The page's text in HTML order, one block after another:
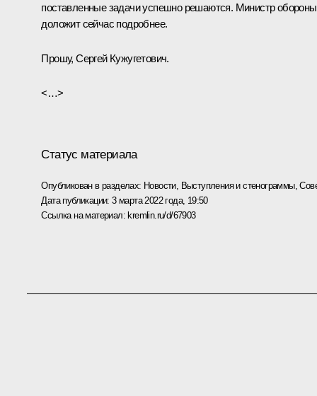
поставленные задачи успешно решаются. Министр обороны
доложит сейчас подробнее.
Прошу, Сергей Кужугетович.
<…>
Статус материала
Опубликован в разделах: Новости, Выступления и стенограммы,
Дата публикации:3 марта 2022 года, 19:50
Ссылка на материал: kremlin.ru/d/67903